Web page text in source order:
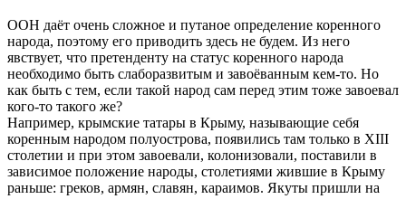
ООН даёт очень сложное и путаное определение коренного
народа, поэтому его приводить здесь не будем. Из него
явствует, что претенденту на статус коренного народа
необходимо быть слаборазвитым и завоёванным кем-то. Но
как быть с тем, если такой народ сам перед этим тоже завоевал
кого-то такого же?
Например, крымские татары в Крыму, называющие себя
коренным народом полуострова, появились там только в XIII
столетии и при этом завоевали, колонизовали, поставили в
зависимое положение народы, столетиями жившие в Крыму
раньше: греков, армян, славян, караимов. Якуты пришли на